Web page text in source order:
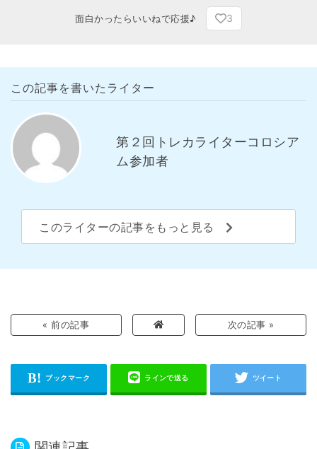
面白かったらいいねで応援♪ 3
この記事を書いたライター
第２回トレカライターコロシア
ム参加者
このライターの記事をもっと見る
« 前の記事 次の記事 »